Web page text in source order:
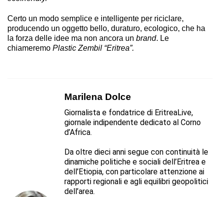
Certo un modo semplice e intelligente per riciclare,
producendo un oggetto bello, duraturo, ecologico, che ha
la forza delle idee ma non ancora un brand. Le
chiameremo Plastic Zembil “Eritrea”.
Marilena Dolce
Giornalista e fondatrice di EritreaLive,
giornale indipendente dedicato al Corno
d’Africa.
Da oltre dieci anni segue con continuità le
dinamiche politiche e sociali dell’Eritrea e
dell’Etiopia, con particolare attenzione ai
rapporti regionali e agli equilibri geopolitici
dell’area.